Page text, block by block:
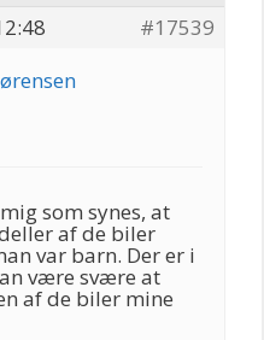
#17539
som synes, at
af de biler
var barn. Der er i
være svære at
af de biler mine